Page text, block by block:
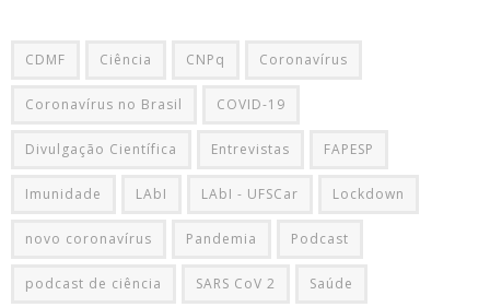
CDMF Ciência CNPq Coronavírus
Coronavírus no Brasil COVID-19
Divulgação Científica Entrevistas FAPESP
Imunidade LAbI LAbI - UFSCar Lockdown
novo coronavírus Pandemia Podcast
podcast de ciência SARS CoV 2 Saúde